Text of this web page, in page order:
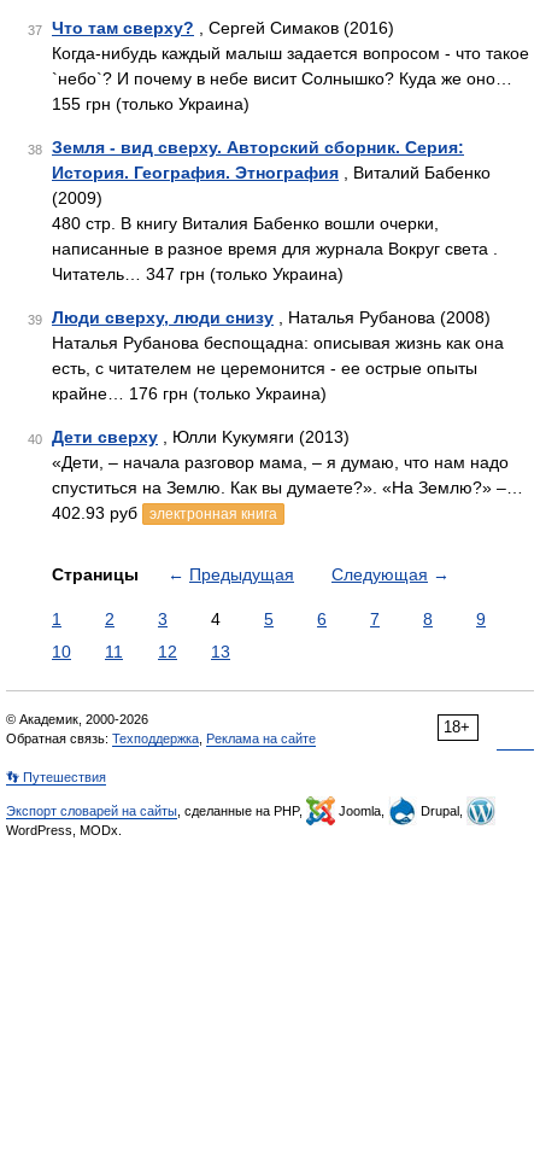
37 Что там сверху? , Сергей Симаков (2016)
Когда-нибудь каждый малыш задается вопросом - что такое
`небо`? И почему в небе висит Солнышко? Куда же оно…
155 грн (только Украина)
38
Земля - вид сверху. Авторский сборник. Серия:
История. География. Этнография , Виталий Бабенко
(2009)
480 стр. В книгу Виталия Бабенко вошли очерки,
написанные в разное время для журнала Вокруг света .
Читатель… 347 грн (только Украина)
39 Люди сверху, люди снизу , Наталья Рубанова (2008)
Наталья Рубанова беспощадна: описывая жизнь как она
есть, с читателем не церемонится - ее острые опыты
крайне… 176 грн (только Украина)
40 Дети сверху , Юлли Kукумяги (2013)
«Дети, – начала разговор мама, – я думаю, что нам надо
спуститься на Землю. Как вы думаете?». «На Землю?» –…
402.93 руб
электронная книга
Страницы ← Предыдущая Следующая →
1 2 3 4 5 6 7 8
9
10
11 12 13
18+
© Академик, 2000-2026
Обратная связь: Техподдержка Реклама на сайте
👣 Путешествия
Экспорт словарей на сайты , сделанные на PHP, Joomla,
Drupal,
WordPress, MODx.